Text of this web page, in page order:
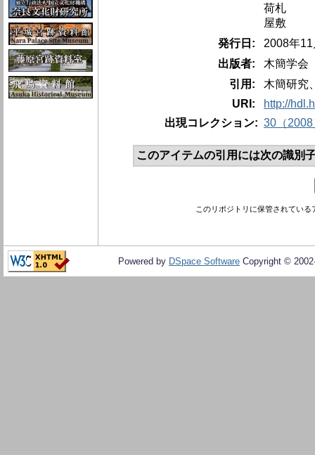
荷札
屋敷
発行日:
2008年
出版者:
木簡学会
引用:
木簡研究
URI:
http://
出現コレクション: 30（2008
このアイテムの引用には次の識別
このリポジトリに保管されてい
Powered by DSpace Software Copyright ©